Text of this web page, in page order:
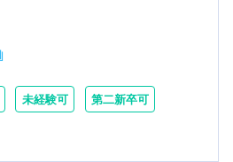
未経験可 第二新卒可